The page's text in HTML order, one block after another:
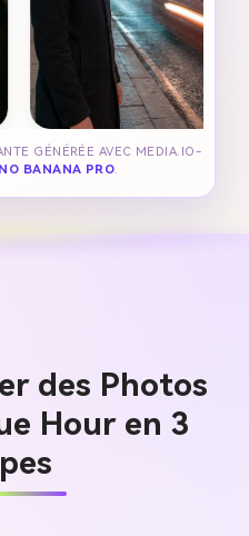
GÉNÉRÉE AVEC MEDIA.IO-
BANANA PRO.
des Photos
Hour en 3